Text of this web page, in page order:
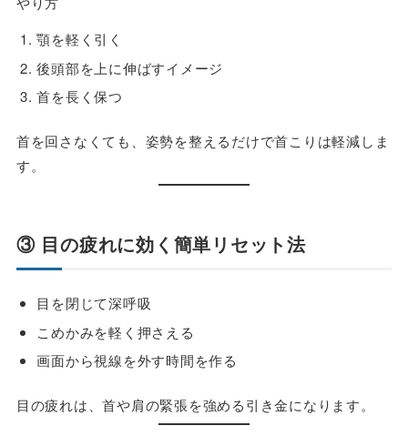
顎を軽く引く
後頭部を上に伸ばすイメージ
首を長く保つ
首を回さなくても、姿勢を整えるだけで首こりは軽減しま
す。
③ 目の疲れに効く簡単リセット法
目を閉じて深呼吸
こめかみを軽く押さえる
画面から視線を外す時間を作る
目の疲れは、首や肩の緊張を強める引き金になります。